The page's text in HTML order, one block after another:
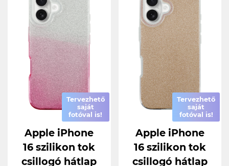
Tervezhető
saját
fotóval is!
Apple iPhone
16 szilikon tok
csillogó hátlap
Tervezhető
saját
fotóval is!
Apple iPhone
16 szilikon tok
csillogó hátlap